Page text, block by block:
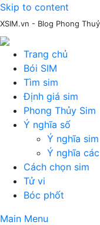
Skip to content
XSIM.vn - Blog Phong
Trang chủ
Bói SIM
Tìm sim
Định giá sim
Phong Thủy Sim
Ý nghĩa số
Ý nghĩa sim
Ý nghĩa
Cách chọn sim
Tử vi
Bóc phốt
Main Menu